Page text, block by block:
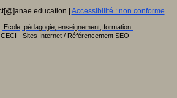
| Accessibilité : non conforme
pédagogie, enseignement, formation
- Sites Internet / Référencement SEO